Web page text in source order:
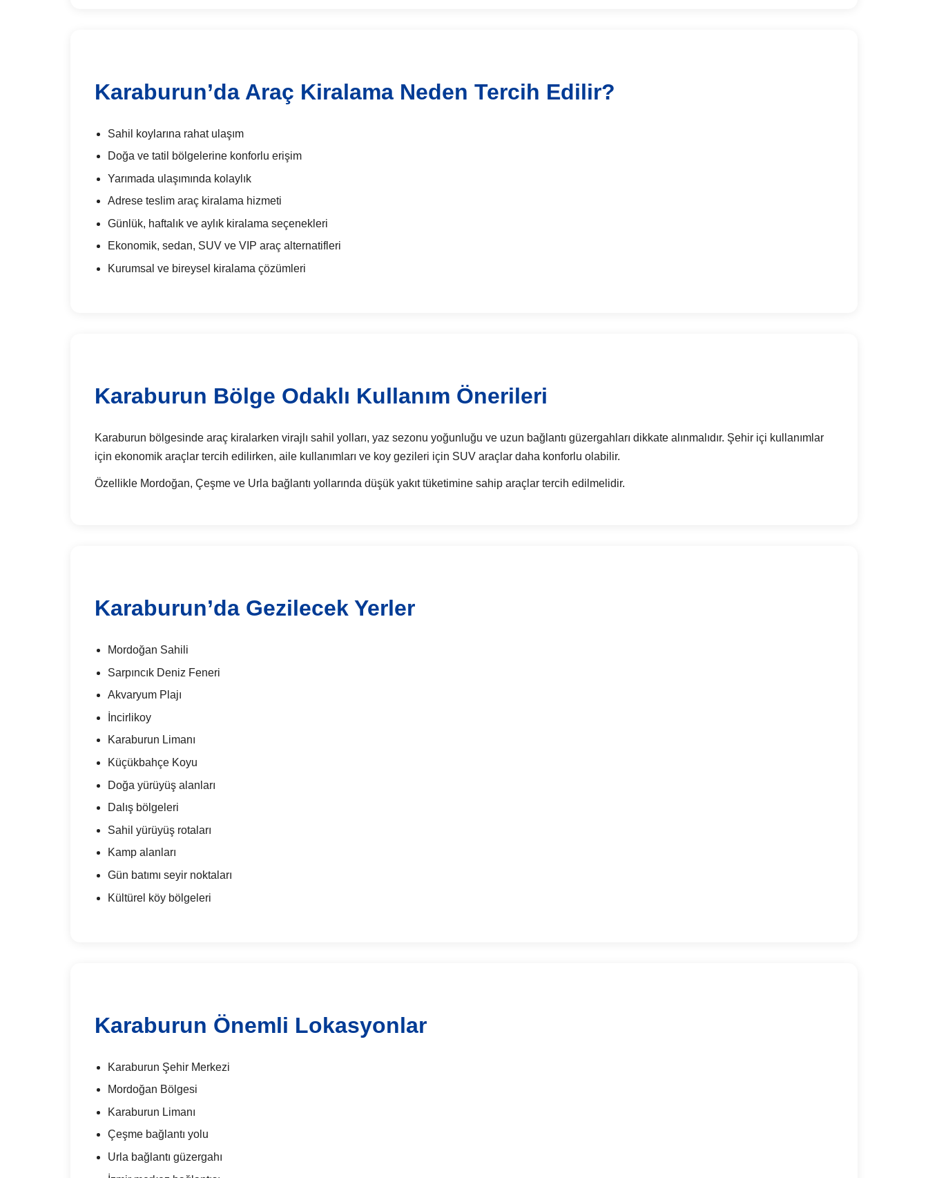
Karaburun’da Araç Kiralama Neden Tercih Edilir?
Sahil koylarına rahat ulaşım
Doğa ve tatil bölgelerine konforlu erişim
Yarımada ulaşımında kolaylık
Adrese teslim araç kiralama hizmeti
Günlük, haftalık ve aylık kiralama seçenekleri
Ekonomik, sedan, SUV ve VIP araç alternatifleri
Kurumsal ve bireysel kiralama çözümleri
Karaburun Bölge Odaklı Kullanım Önerileri
Karaburun bölgesinde araç kiralarken virajlı sahil yolları, yaz sezonu yoğunluğu ve uzun bağlantı güzergahları dikkate alınmalıdır. Şehir içi kullanımlar
için ekonomik araçlar tercih edilirken, aile kullanımları ve koy gezileri için SUV araçlar daha konforlu olabilir.
Özellikle Mordoğan, Çeşme ve Urla bağlantı yollarında düşük yakıt tüketimine sahip araçlar tercih edilmelidir.
Karaburun’da Gezilecek Yerler
Mordoğan Sahili
Sarpıncık Deniz Feneri
Akvaryum Plajı
İncirlikoy
Karaburun Limanı
Küçükbahçe Koyu
Doğa yürüyüş alanları
Dalış bölgeleri
Sahil yürüyüş rotaları
Kamp alanları
Gün batımı seyir noktaları
Kültürel köy bölgeleri
Karaburun Önemli Lokasyonlar
Karaburun Şehir Merkezi
Mordoğan Bölgesi
Karaburun Limanı
Çeşme bağlantı yolu
Urla bağlantı güzergahı